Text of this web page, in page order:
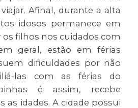
Afinal, durante a alta
idosos permanece em
os filhos nos cuidados com
geral, estão em férias
dificuldades por não
las com as férias do
é assim, recebe
as idades. A cidade possui